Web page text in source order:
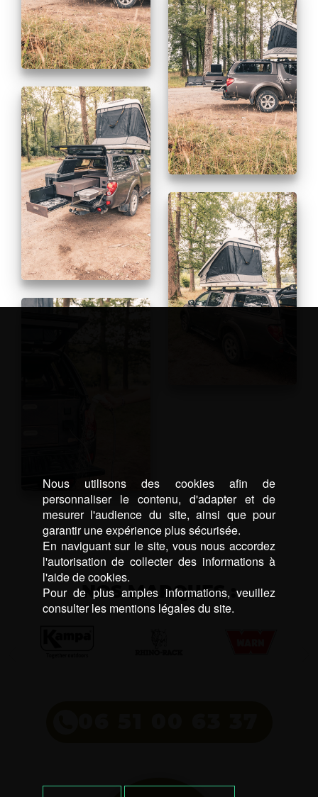
NOS MARQUES :
Nous utilisons des cookies afin de
personnaliser le contenu, d'adapter et de
mesurer l'audience du site, ainsi que pour
garantir une expérience plus sécurisée.
En naviguant sur le site, vous nous accordez
l'autorisation de collecter des informations à
l'aide de cookies.
Pour de plus amples informations, veuillez
consulter les mentions légales du site.